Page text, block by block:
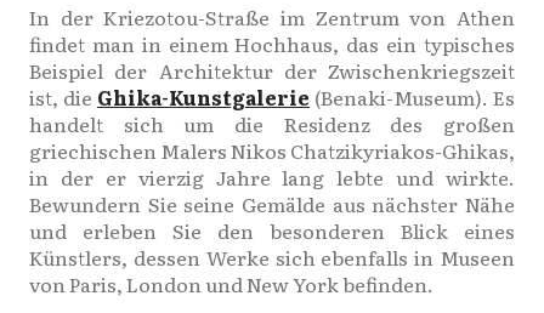
In der Kriezotou-Straße im Zentrum von Athen
findet man in einem Hochhaus, das ein typisches
Beispiel der Architektur der Zwischenkriegszeit
ist, die Ghika-Kunstgalerie (Benaki-Museum). Es
handelt sich um die Residenz des großen
griechischen Malers Nikos Chatzikyriakos-Ghikas,
in der er vierzig Jahre lang lebte und wirkte.
Bewundern Sie seine Gemälde aus nächster Nähe
und erleben Sie den besonderen Blick eines
Künstlers, dessen Werke sich ebenfalls in Museen
von Paris, London und New York befinden.